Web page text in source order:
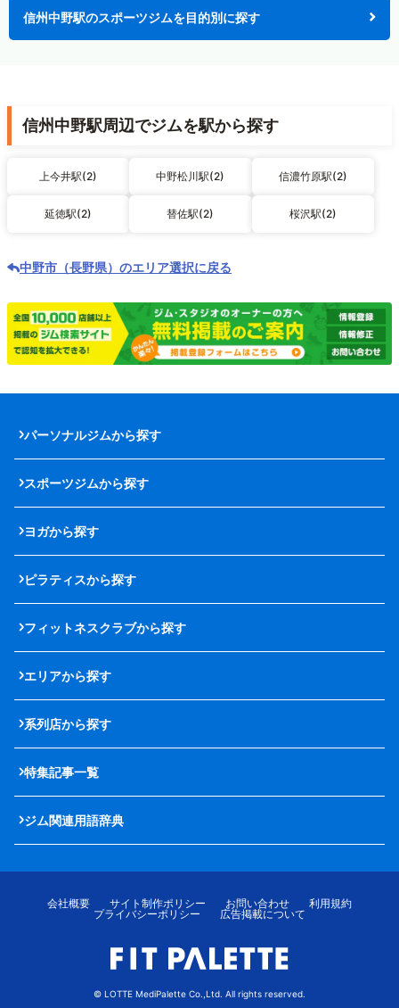
信州中野駅のスポーツジムを目的別に探す
信州中野駅周辺でジムを駅から探す
上今井駅(2) 中野松川駅(2) 信濃竹原駅(2)
延徳駅(2) 替佐駅(2) 桜沢駅(2)
中野市（長野県）のエリア選択に戻る
パーソナルジムから探す
スポーツジムから探す
ヨガから探す
ピラティスから探す
フィットネスクラブから探す
エリアから探す
系列店から探す
特集記事一覧
ジム関連用語辞典
会社概要 サイト制作ポリシー お問い合わせ
利用規約
プライバシーポリシー
広告掲載について
© LOTTE MediPalette Co.,Ltd. All rights reserved.